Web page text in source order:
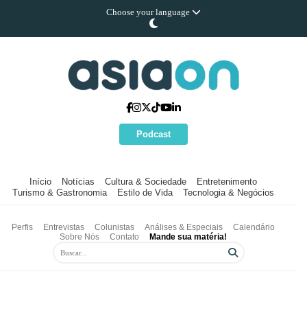
Choose your language
Podcast
Início Notícias Cultura & Sociedade
Entretenimento
Turismo & Gastronomia
Estilo de Vida Tecnologia & Negócios
Perfis Entrevistas Colunistas Análises & Especiais
Calendário
Sobre Nós
Contato Mande sua matéria!